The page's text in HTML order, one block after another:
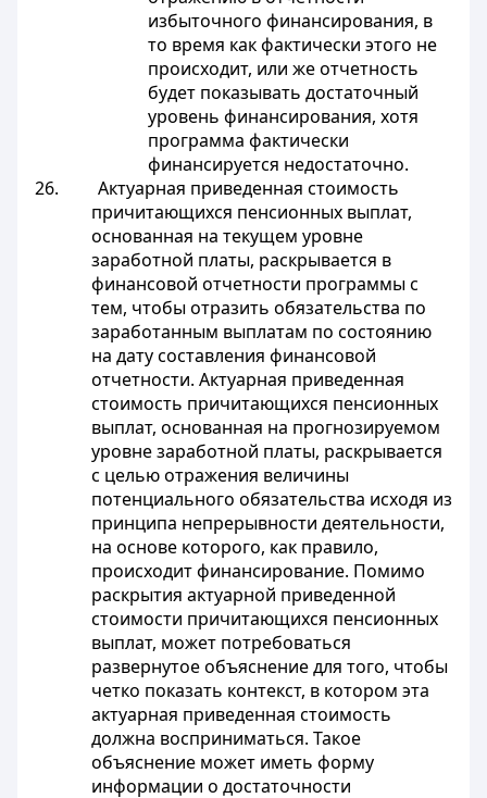
избыточного финансирования, в
то время как фактически этого не
происходит, или же отчетность
будет показывать достаточный
уровень финансирования, хотя
программа фактически
финансируется недостаточно.
26. Актуарная приведенная стоимость
причитающихся пенсионных выплат,
основанная на текущем уровне
заработной платы, раскрывается в
финансовой отчетности программы с
тем, чтобы отразить обязательства по
заработанным выплатам по состоянию
на дату составления финансовой
отчетности. Актуарная приведенная
стоимость причитающихся пенсионных
выплат, основанная на прогнозируемом
уровне заработной платы, раскрывается
с целью отражения величины
потенциального обязательства исходя из
принципа непрерывности деятельности,
на основе которого, как правило,
происходит финансирование. Помимо
раскрытия актуарной приведенной
стоимости причитающихся пенсионных
выплат, может потребоваться
развернутое объяснение для того, чтобы
четко показать контекст, в котором эта
актуарная приведенная стоимость
должна восприниматься. Такое
объяснение может иметь форму
информации о достаточности